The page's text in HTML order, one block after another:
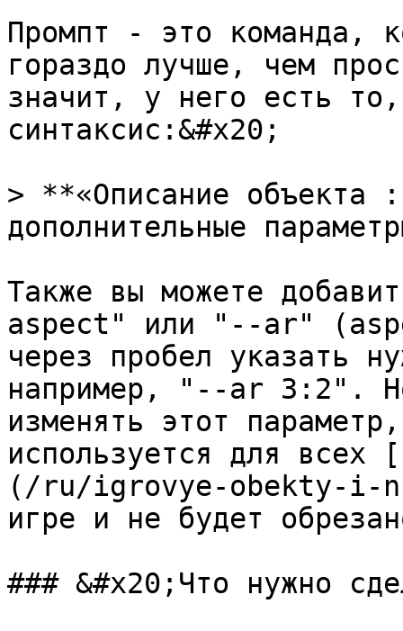
Промпт - это команда,
гораздо лучше, чем
значит, у него есть то,
синтаксис:&#x20;
> **«Описание
дополнительные
Также вы можете
aspect" или "--ar"
через пробел указать
например, "--ar 3:2".
изменять этот
используется для всех
(/ru/igrovye-obekty-i-
игре и не будет
### &#x20;Что нужно